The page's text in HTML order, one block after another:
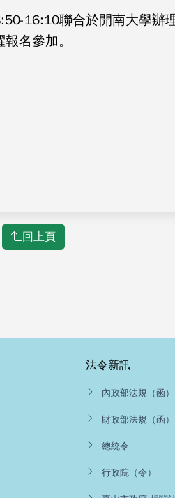
16:10聯合於開南大學辦
名參加。
回上頁
法令新訊
內政部法規（函）
財政部法規（函）
總統令
行政院（令）